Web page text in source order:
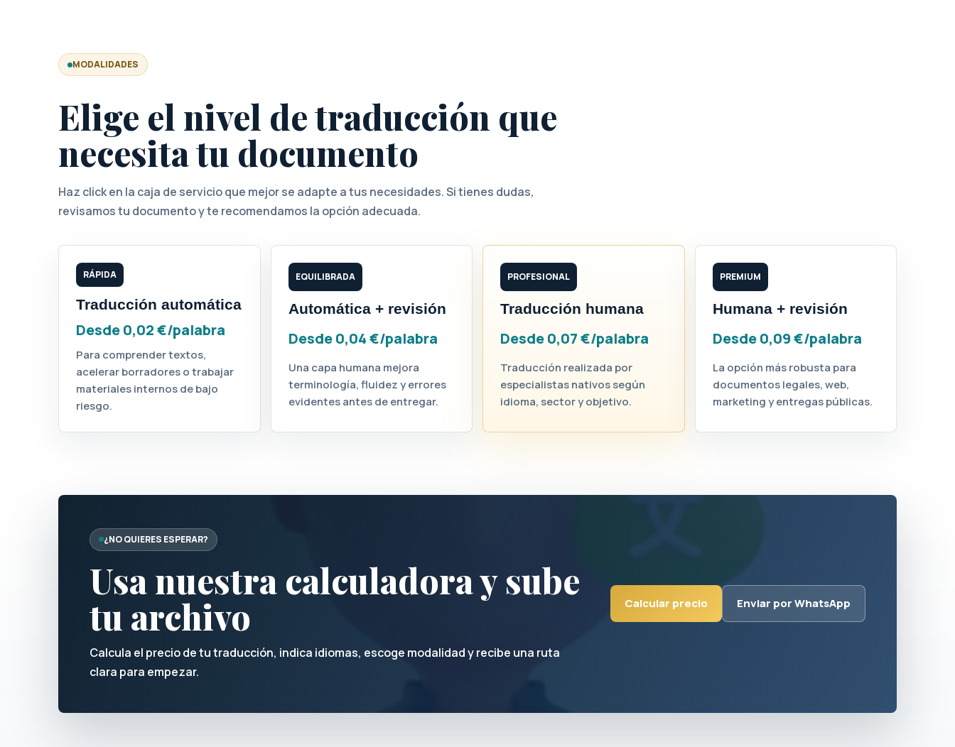
MODALIDADES
Elige el nivel de traducción que
necesita tu documento
Haz click en la caja de servicio que mejor se adapte a tus necesidades. Si tienes dudas,
revisamos tu documento y te recomendamos la opción adecuada.
RÁPIDA
Traducción automática
Desde 0,02 €/palabra
Para comprender textos,
acelerar borradores o trabajar
materiales internos de bajo
riesgo.
EQUILIBRADA
Automática + revisión
Desde 0,04 €/palabra
Una capa humana mejora
terminología, fluidez y errores
evidentes antes de entregar.
PROFESIONAL
Traducción humana
Desde 0,07 €/palabra
Traducción realizada por
especialistas nativos según
idioma, sector y objetivo.
PREMIUM
Humana + revisión
Desde 0,09 €/palabra
La opción más robusta para
documentos legales, web,
marketing y entregas públicas.
¿NO QUIERES ESPERAR?
Usa nuestra calculadora y sube
tu archivo
Calcula el precio de tu traducción, indica idiomas, escoge modalidad y recibe una ruta
clara para empezar.
Calcular precio Enviar por WhatsApp